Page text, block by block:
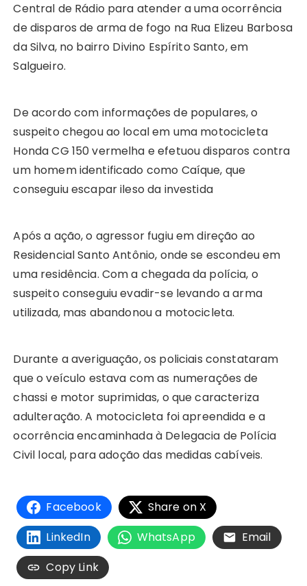
Central de Rádio para atender a uma ocorrência
de disparos de arma de fogo na Rua Elizeu Barbosa
da Silva, no bairro Divino Espírito Santo, em
Salgueiro.
De acordo com informações de populares, o
suspeito chegou ao local em uma motocicleta
Honda CG 150 vermelha e efetuou disparos contra
um homem identificado como Caíque, que
conseguiu escapar ileso da investida
Após a ação, o agressor fugiu em direção ao
Residencial Santo Antônio, onde se escondeu em
uma residência. Com a chegada da polícia, o
suspeito conseguiu evadir-se levando a arma
utilizada, mas abandonou a motocicleta.
Durante a averiguação, os policiais constataram
que o veículo estava com as numerações de
chassi e motor suprimidas, o que caracteriza
adulteração. A motocicleta foi apreendida e a
ocorrência encaminhada à Delegacia de Polícia
Civil local, para adoção das medidas cabíveis.
Facebook
Share on X
LinkedIn
WhatsApp
Email
Copy Link